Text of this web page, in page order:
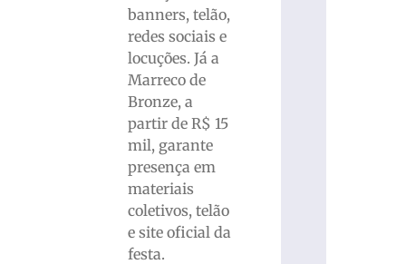
banners, telão,
redes sociais e
locuções. Já a
Marreco de
Bronze, a
partir de R$ 15
mil, garante
presença em
materiais
coletivos, telão
e site oficial da
festa.